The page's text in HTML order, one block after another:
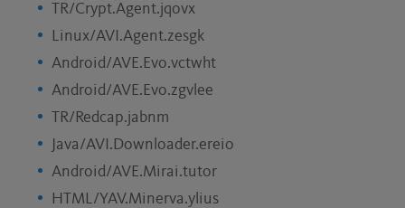
TR/Crypt.Agent.jqovx
Linux/AVI.Agent.zesgk
Android/AVE.Evo.vctwht
Android/AVE.Evo.zgvlee
TR/Redcap.jabnm
Java/AVI.Downloader.ereio
Android/AVE.Mirai.tutor
HTML/YAV.Minerva.ylius